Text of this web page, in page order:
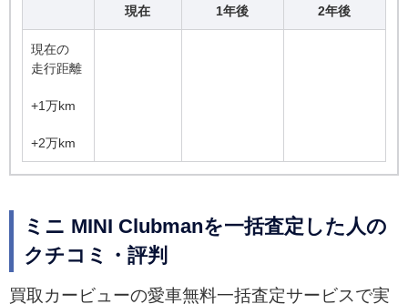
現在 1年後 2年後
現在の
走行距離
+1万km
+2万km
ミニ MINI Clubmanを一括査定した人の
クチコミ・評判
買取カービューの愛車無料一括査定サービスで実